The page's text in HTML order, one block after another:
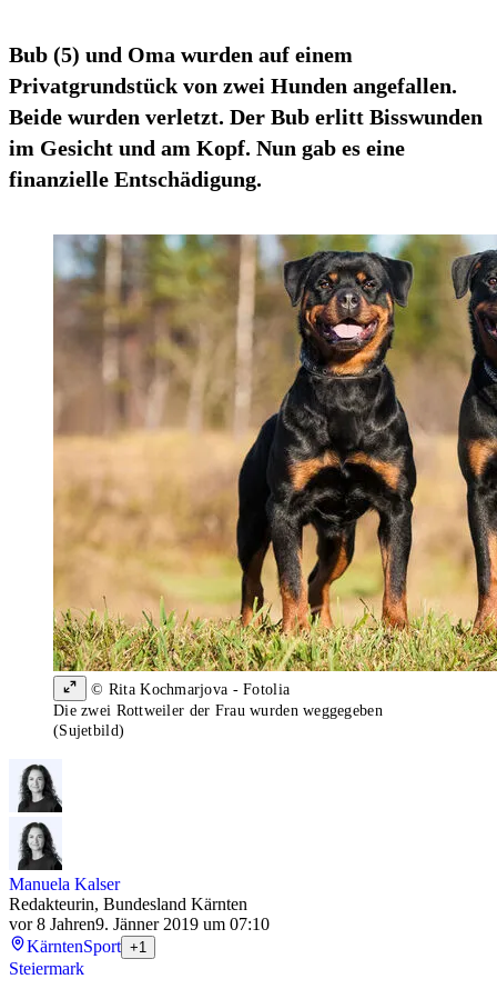
Bub (5) und Oma wurden auf einem
Privatgrundstück von zwei Hunden angefallen.
Beide wurden verletzt. Der Bub erlitt Bisswunden
im Gesicht und am Kopf. Nun gab es eine
finanzielle Entschädigung.
© Rita Kochmarjova - Fotolia
Die zwei Rottweiler der Frau wurden weggegeben
(Sujetbild)
Manuela Kalser
Redakteurin, Bundesland Kärnten
vor 8 Jahren9. Jänner 2019 um 07:10
KärntenSport +1
Steiermark